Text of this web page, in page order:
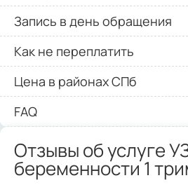
Запись в день обращения
Как не переплатить
Цена в районах СПб
FAQ
Отзывы об услуге
беременности 1